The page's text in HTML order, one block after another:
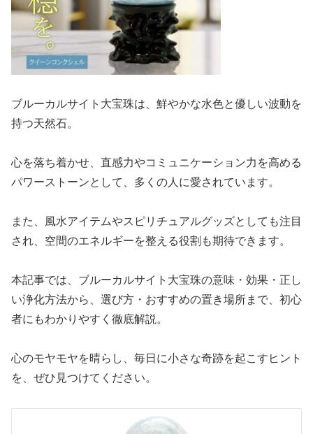
ブルーカルサイト大宝珠は、鮮やかな水色と優しい波動を
持つ天然石。
心を落ち着かせ、直感力やコミュニケーション力を高める
パワーストーンとして、多くの人に愛されています。
また、風水アイテムやスピリチュアルグッズとしても注目
され、空間のエネルギーを整える役割も期待できます。
本記事では、ブルーカルサイト大宝珠の意味・効果・正し
い浄化方法から、選び方・おすすめの置き場所まで、初心
者にもわかりやすく徹底解説。
心のモヤモヤを晴らし、毎日に小さな奇跡を起こすヒント
を、ぜひ見つけてください。